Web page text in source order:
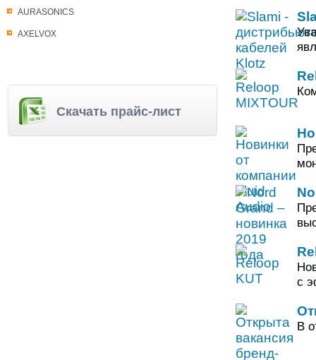
AURASONICS
AXELVOX
Скачать прайс-лист
с
В